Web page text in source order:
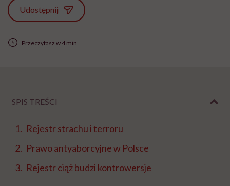
Udostępnij
Przeczytasz w 4 min
SPIS TREŚCI
Rejestr strachu i terroru
Prawo antyaborcyjne w Polsce
Rejestr ciąż budzi kontrowersje